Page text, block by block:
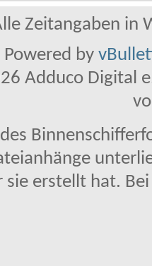
Zeitangaben in
Powered by
Adduco Digital
sie erstellt hat.